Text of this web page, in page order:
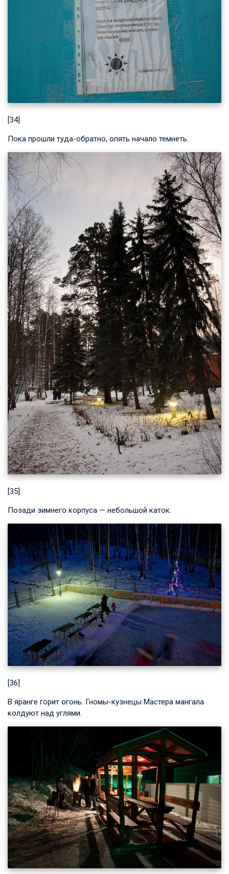
[34]
Пока прошли туда-обратно, опять начало темнеть.
[35]
Позади зимнего корпуса — небольшой каток.
[36]
В яранге горит огонь. Гномы-кузнецы Мастера мангала
колдуют над углями.